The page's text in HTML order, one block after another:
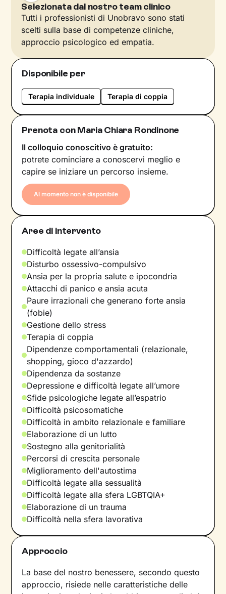
Selezionata dal nostro team clinico
Tutti i professionisti di Unobravo sono stati
scelti sulla base di competenze cliniche,
approccio psicologico ed empatia.
Disponibile per
Terapia individuale Terapia di coppia
Prenota con Maria Chiara Rondinone
Il colloquio conoscitivo è gratuito:
potrete cominciare a conoscervi meglio e
capire se iniziare un percorso insieme.
Al momento non è disponibile
Aree di intervento
Difficoltà legate all’ansia
Disturbo ossessivo-compulsivo
Ansia per la propria salute e ipocondria
Attacchi di panico e ansia acuta
Paure irrazionali che generano forte ansia
(fobie)
Gestione dello stress
Terapia di coppia
Dipendenze comportamentali (relazionale,
shopping, gioco d'azzardo)
Dipendenza da sostanze
Depressione e difficoltà legate all’umore
Sfide psicologiche legate all’espatrio
Difficoltà psicosomatiche
Difficoltà in ambito relazionale e familiare
Elaborazione di un lutto
Sostegno alla genitorialità
Percorsi di crescita personale
Miglioramento dell'autostima
Difficoltà legate alla sessualità
Difficoltà legate alla sfera LGBTQIA+
Elaborazione di un trauma
Difficoltà nella sfera lavorativa
Approccio
La base del nostro benessere, secondo questo
approccio, risiede nelle caratteristiche delle